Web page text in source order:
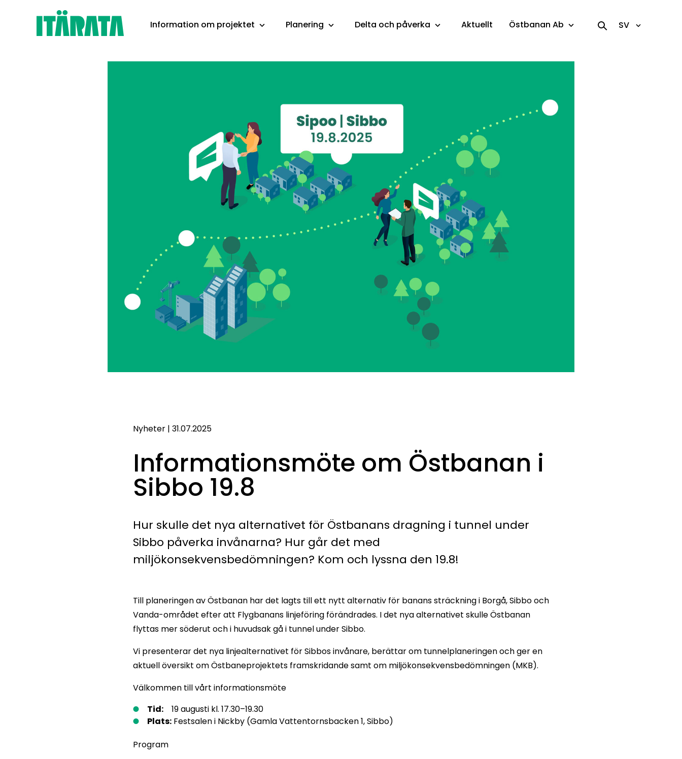
Information om projektet Planering Delta och påverka Aktuellt Östbanan Ab SV
Nyheter | 31.07.2025
Informationsmöte om Östbanan i
Sibbo 19.8
Hur skulle det nya alternativet för Östbanans dragning i tunnel under
Sibbo påverka invånarna? Hur går det med
miljökonsekvensbedömningen? Kom och lyssna den 19.8!
Till planeringen av Östbanan har det lagts till ett nytt alternativ för banans sträckning i Borgå, Sibbo och
Vanda-området efter att Flygbanans linjeföring förändrades. I det nya alternativet skulle Östbanan
flyttas mer söderut och i huvudsak gå i tunnel under Sibbo.
Vi presenterar det nya linjealternativet för Sibbos invånare, berättar om tunnelplaneringen och ger en
aktuell översikt om Östbaneprojektets framskridande samt om miljökonsekvensbedömningen (MKB).
Välkommen till vårt informationsmöte
Tid: 19 augusti kl. 17.30–19.30
Plats: Festsalen i Nickby (Gamla Vattentornsbacken 1, Sibbo)
Program